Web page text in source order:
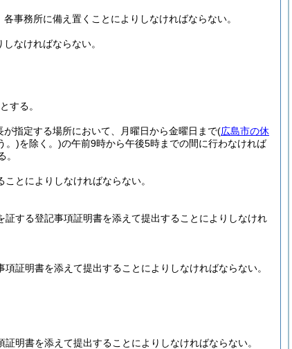
事務所に備え置くことによりしなければならない。
なければならない。
する。
指定する場所において、月曜日から金曜日まで(広島市の休
。)を除く。)の午前9時から午後5時までの間に行わなければ
とによりしなければならない。
する登記事項証明書を添えて提出することによりしなけれ
証明書を添えて提出することによりしなければならない。
明書を添えて提出することによりしなければならない。